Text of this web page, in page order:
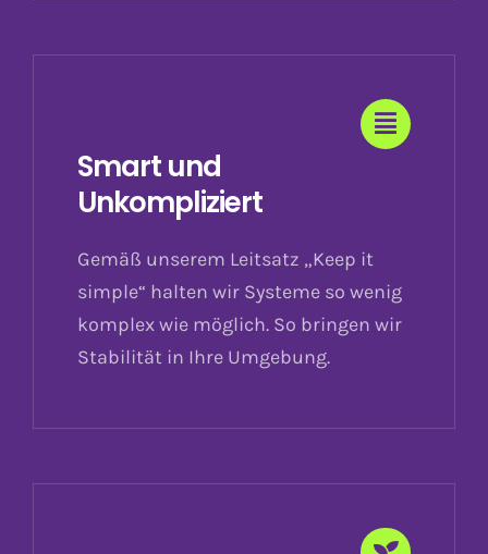
Smart und
Unkompliziert
Gemäß unserem Leitsatz „Keep it
simple“ halten wir Systeme so wenig
komplex wie möglich. So bringen wir
Stabilität in Ihre Umgebung.